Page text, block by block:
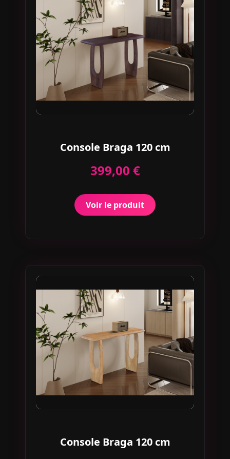
Console Braga 120 cm
399,00 €
Voir le produit
Console Braga 120 cm